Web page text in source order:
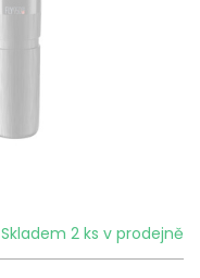
Skladem 2 ks v prodejně